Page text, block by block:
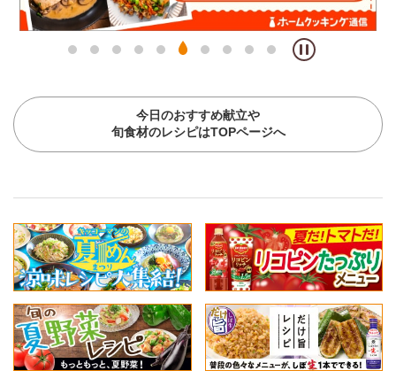
今日のおすすめ献立や
旬食材のレシピはTOPページへ